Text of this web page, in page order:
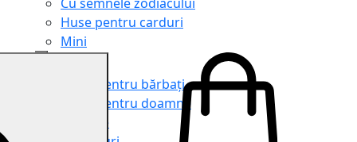
Huse pentru carduri
Mini
Genți pentru bărbați
Genți pentru doamne
Serviete